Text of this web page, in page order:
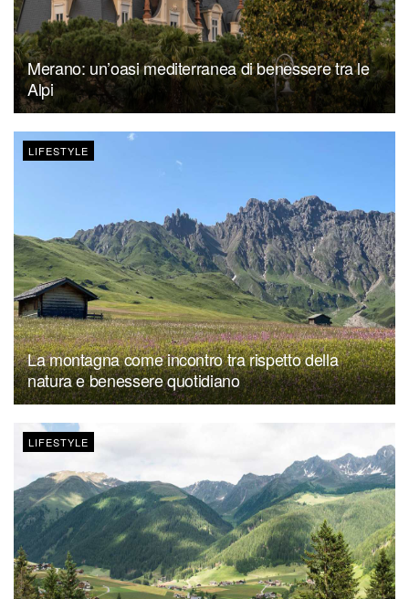
Merano: un’oasi mediterranea di benessere tra le
Alpi
LIFESTYLE
La montagna come incontro tra rispetto della
natura e benessere quotidiano
LIFESTYLE